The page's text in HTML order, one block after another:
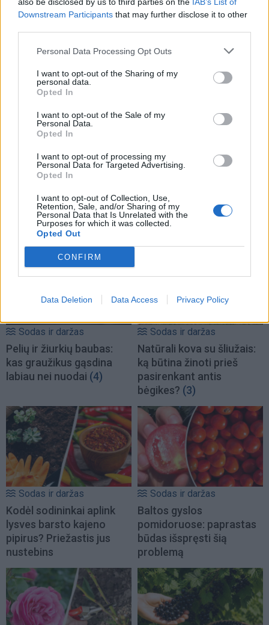
Downstream Participants that may further disclose it to other
Personal Data Processing Opt Outs
I want to opt-out of the Sharing of my
personal data.
Opted In
I want to opt-out of the Sale of my
Personal Data.
Opted In
I want to opt-out of processing my
Personal Data for Targeted Advertising.
Opted In
I want to opt-out of Collection, Use,
Retention, Sale, and/or Sharing of my
Personal Data that Is Unrelated with the
Purposes for which it was collected.
Opted Out
CONFIRM
Data Deletion Data Access Privacy Policy
TAIP PAT SKAITYKITE
Sodas ir daržas
kalta ne liga, o viena
dažna klaida
Sodas ir daržas
prižiūrėti pomidorus per
karščius, kad
neprarastumėte derliaus
Sodas ir daržas
Pelių ir žiurkių baubas:
kas graužikus gąsdina
labiau nei nuodai (4)
Sodas ir daržas
Natūrali kova su šliužais:
ką būtina žinoti prieš
pasirenkant antis
bėgikes? (3)
Sodas ir daržas
Kodėl sodininkai aplink
lysves barsto kajeno
pipirus? Priežastis jus
nustebins
Sodas ir daržas
Baltos gyslos
pomidoruose: paprastas
būdas išspręsti šią
problemą